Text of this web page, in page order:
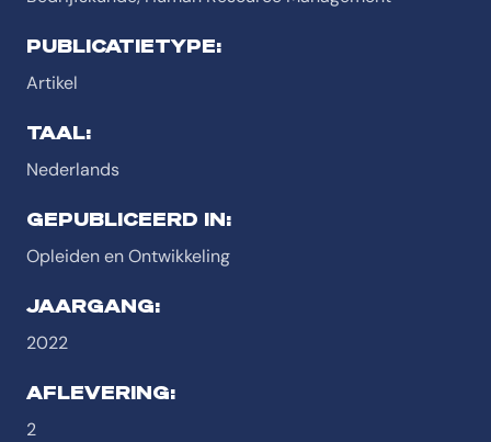
PUBLICATIETYPE:
Artikel
TAAL:
Nederlands
GEPUBLICEERD IN:
Opleiden en Ontwikkeling
JAARGANG:
2022
AFLEVERING:
2